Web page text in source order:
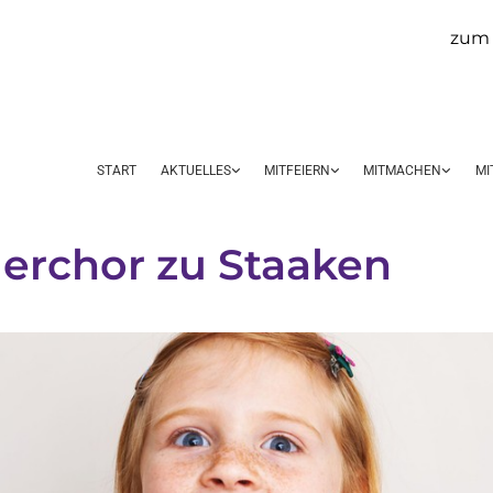
zum
START AKTUELLES MITFEIERN MITMACHEN
zu Staaken